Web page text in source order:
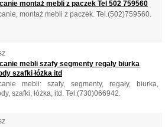
montaż mebli z paczek Tel 502 759560
montaż mebli z paczek. Tel.(502)759560.
mebli szafy segmenty regały biurka
szafki łóżka itd
mebli: szafy, segmenty, regały, biurka,
szafki, łóżka, itd. Tel.(730)066942.